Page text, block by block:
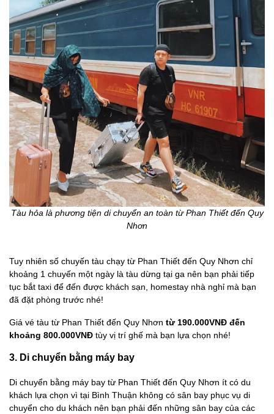
Tàu hỏa là phương tiện di chuyển an toàn từ Phan Thiết đến Quy
Nhơn
Tuy nhiên số chuyến tàu chạy từ Phan Thiết đến Quy Nhơn chỉ
khoảng 1 chuyến một ngày là tàu dừng tại ga nên bạn phải tiếp
tục bắt taxi để đến được khách sạn, homestay nhà nghỉ mà bạn
đã đặt phòng trước nhé!
Giá vé tàu từ Phan Thiết đến Quy Nhơn từ 190.000VNĐ đến
khoảng 800.000VNĐ tùy vị trí ghế mà bạn lựa chọn nhé!
3. Di chuyển bằng máy bay
Di chuyển bằng máy bay từ Phan Thiết đến Quy Nhơn ít có du
khách lựa chọn vì tại Bình Thuận không có sân bay phục vụ di
chuyển cho du khách nên bạn phải đến những sân bay của các